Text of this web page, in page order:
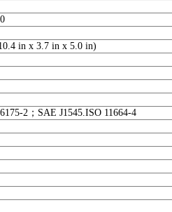
in x 3.7 in x 5.0 in)
2；SAE J1545.ISO 11664-4